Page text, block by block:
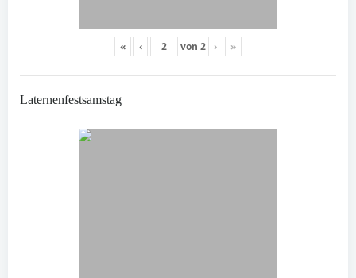
« ‹ von 2 › »
Laternenfestsamstag